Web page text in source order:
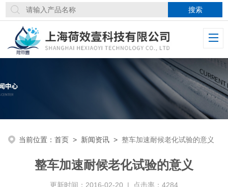
当前位置：首页 > 新闻资讯 >整车加速耐候老化试验的意义
整车加速耐候老化试验的意义
更新时间：2016-02-20 | 点击率：4284